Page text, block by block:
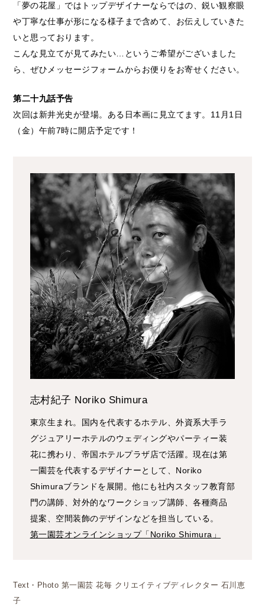
「夢の花屋」ではトップデザイナーならではの、鋭い観察眼
や丁寧な仕事が形になる様子まで含めて、お伝えしていきた
いと思っております。
こんな見立てが見てみたい…というご希望がございました
ら、ぜひメッセージフォームからお便りをお寄せください。
第二十九話予告
次回は新井光史が登場。ある日本画に見立てます。11月1日
（金）午前7時に開店予定です！
志村紀子 Noriko Shimura
東京生まれ。国内を代表するホテル、外資系大手ラ
グジュアリーホテルのウェディングやパーティー装
花に携わり、帝国ホテルプラザ店で活躍。現在は第
一園芸を代表するデザイナーとして、Noriko
Shimuraブランドを展開。他にも社内スタッフ教育部
門の講師、対外的なワークショップ講師、各種商品
提案、空間装飾のデザインなどを担当している。
第一園芸オンラインショップ「Noriko Shimura」
Text・Photo 第一園芸 花毎 クリエイティブディレクター 石川恵
子